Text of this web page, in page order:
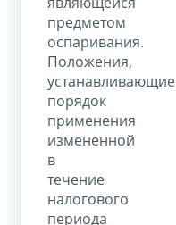
предметом
оспаривания.
Положения,
устанавливающие
порядок
применения
измененной
в
течение
налогового
периода